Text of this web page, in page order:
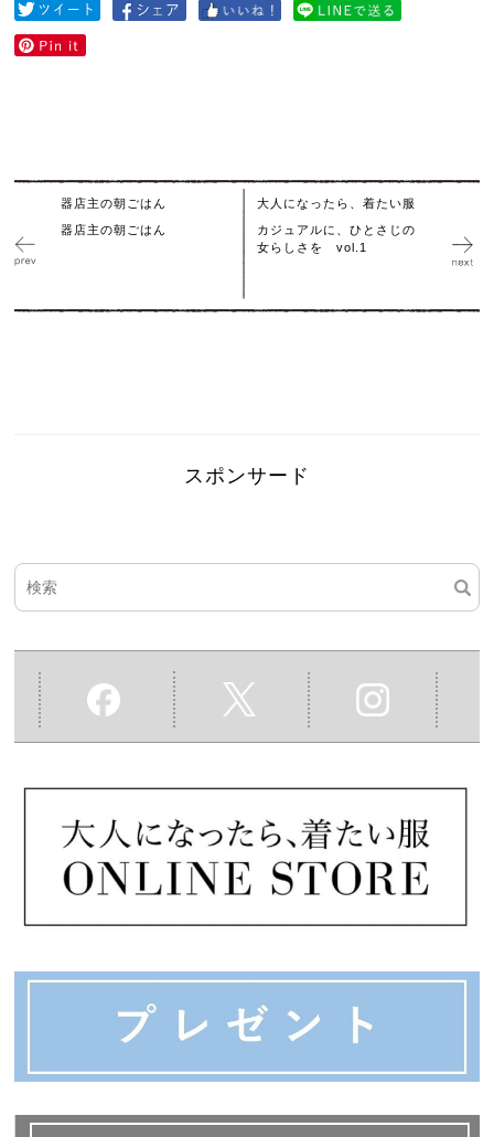
器店主の朝ごはん
器店主の朝ごはん
大人になったら、着たい服
カジュアルに、ひとさじの
女らしさを vol.1
スポンサード